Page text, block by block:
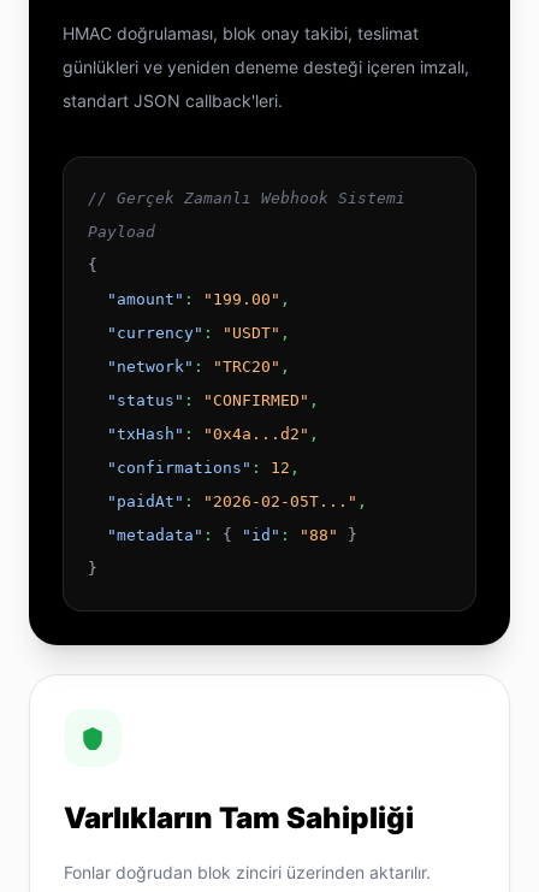
HMAC doğrulaması, blok onay takibi, teslimat
günlükleri ve yeniden deneme desteği içeren imzalı,
standart JSON callback'leri.
// Gerçek Zamanlı Webhook Sistemi
Payload
{
"amount" : "199.00" ,
"currency" : "USDT" ,
"network" : "TRC20" ,
"status" : "CONFIRMED" ,
"txHash" : "0x4a...d2" ,
"confirmations" : 12 ,
"paidAt" : "2026-02-05T..." ,
"metadata" : { "id" : "88"
}
}
Varlıkların Tam Sahipliği
Fonlar doğrudan blok zinciri üzerinden aktarılır.